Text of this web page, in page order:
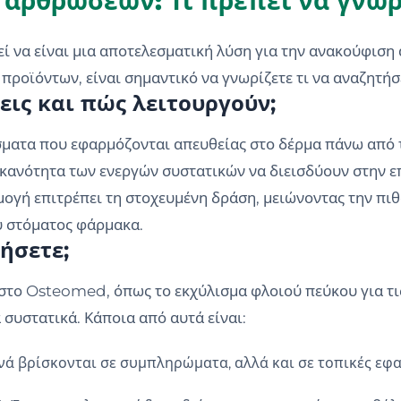
να είναι μια αποτελεσματική λύση για την
είναι σημαντικό να γνωρίζετε τι να
και πώς λειτουργούν;
που εφαρμόζονται απευθείας στο δέρμα πάνω
των ενεργών συστατικών να διεισδύουν στην
επιτρέπει τη στοχευμένη δράση, μειώνοντας την
στόματος φάρμακα.
Osteomed, όπως το εκχύλισμα φλοιού πεύκου για
Κάποια από αυτά είναι:
βρίσκονται σε συμπληρώματα, αλλά και σε τοπικές